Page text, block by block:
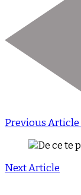
Previous Article
Next Article